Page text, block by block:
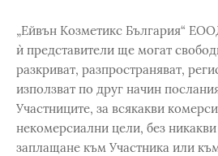
„Ейвън Козметикс България“
ѝ представители ще могат
разкриват, разпространяват,
използват по друг начин
Участниците, за всякакви
некомерсиални цели, без
заплащане към Участника или